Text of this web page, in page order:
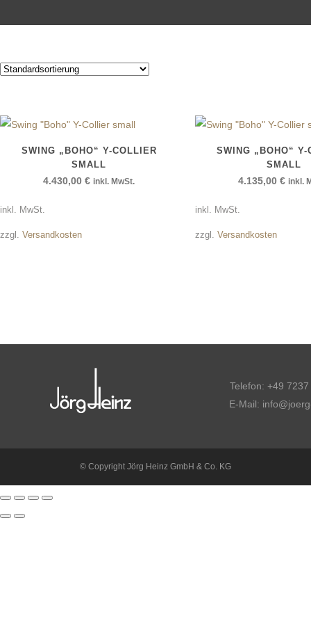
SWING „BOHO“ Y-COLLIER
SMALL
4.430,00€ inkl. MwSt.
inkl. MwSt.
zzgl. Versandkosten
SWING „BOHO“ Y-
SMALL
4.135,00€ inkl.
inkl. MwSt.
zzgl.Versandkosten
Telefon: +49
E-Mail:
© Copyright Jörg Heinz GmbH & Co. KG